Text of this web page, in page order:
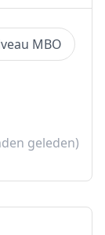
MBO
geleden)